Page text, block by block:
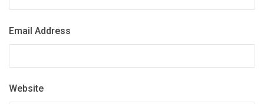
Email Address
Website